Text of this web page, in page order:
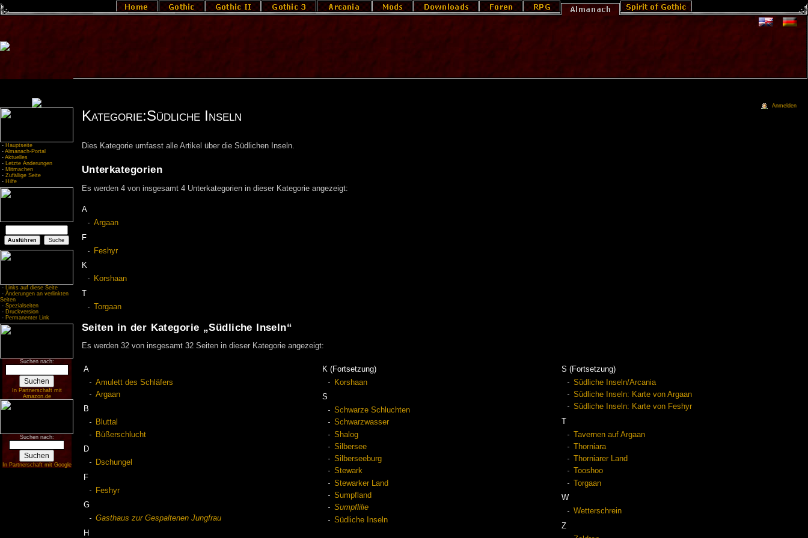
- Hauptseite
- Almanach-Portal
- Aktuelles
- Letzte Änderungen
- Mitmachen
- Zufällige Seite
- Hilfe
- Links auf diese Seite
- Änderungen an verlinkten
Seiten
- Spezialseiten
- Druckversion
- Permanenter Link
Suchen nach:
In Partnerschaft mit
Amazon.de
Suchen nach:
In Partnerschaft mit Google
Kategorie:Südliche Inseln
Dies Kategorie umfasst alle Artikel über die Südlichen Inseln.
Unterkategorien
Es werden 4 von insgesamt 4 Unterkategorien in dieser Kategorie angezeigt:
A
Argaan
F
Feshyr
K
Korshaan
Torgaan
Seiten in der Kategorie „Südliche Inseln“
Es werden 32 von insgesamt 32 Seiten in dieser Kategorie angezeigt:
A
Amulett des Schläfers
Argaan
B
Bluttal
Büßerschlucht
D
Dschungel
F
Feshyr
G
Gasthaus zur Gespaltenen Jungfrau
H
K (Fortsetzung)
Korshaan
S
Schwarze Schluchten
Schwarzwasser
Shalog
Silbersee
Silberseeburg
Stewark
Stewarker Land
Sumpfland
Sumpflilie
Südliche Inseln
S (Fortsetzung)
Südliche Inseln/Arcania
Südliche Inseln: Karte von Argaan
Südliche Inseln: Karte von Feshyr
T
Tavernen auf Argaan
Thorniara
Thorniarer Land
Tooshoo
Torgaan
W
Wetterschrein
Z
Anmelden